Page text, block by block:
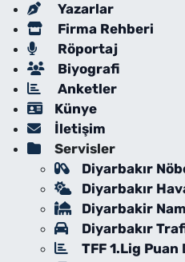
Yazarlar
Firma Rehberi
Röportaj
Biyografi
Anketler
Künye
İletişim
Servisler
Diyarbakır
Diyarbakır
Diyarbakir
Diyarbakır
TFF 1.Lig